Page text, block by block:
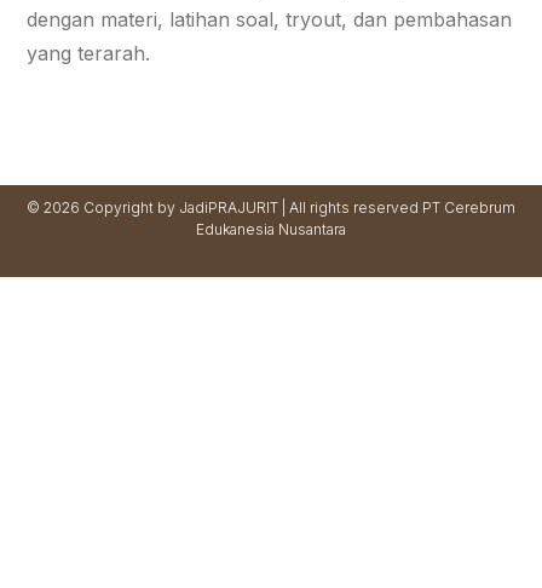
dengan materi, latihan soal, tryout, dan pembahasan
yang terarah.
© 2026 Copyright by JadiPRAJURIT | All rights reserved PT Cerebrum
Edukanesia Nusantara